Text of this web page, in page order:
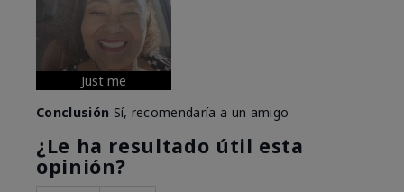
Just me
Conclusión Sí, recomendaría a un amigo
¿Le ha resultado útil esta
opinión?